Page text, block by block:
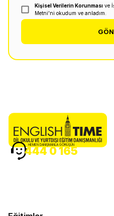
Kişisel Verilerin Korunması ve
Metni'ni okudum ve anladım.
HEMEN DANIŞMANLA GÖRÜŞÜN
444 0 165